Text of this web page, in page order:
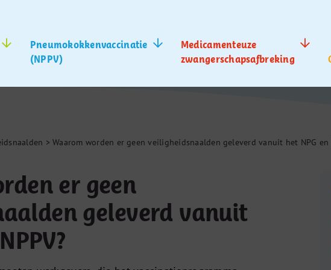
Pneumokokkenvaccinatie
(NPPV)
Medicamenteuze
zwangerschapsafbreking
>Waarom worden er geen veiligheidsnaalden geleverd vanuit het NPG en
er geen
geleverd vanuit